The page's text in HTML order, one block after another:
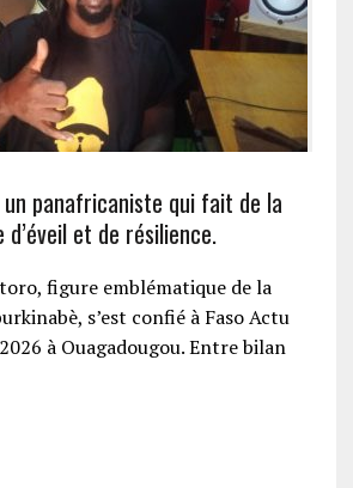
panafricaniste qui fait de la
et de résilience.
figure emblématique de la
s’est confié à Faso Actu
à Ouagadougou. Entre bilan